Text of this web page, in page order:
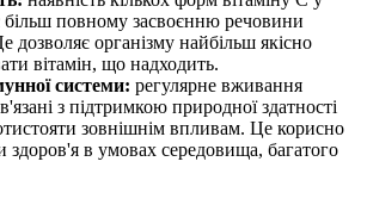
більш повному засвоєнню речовини
дозволяє організму найбільш якісно
вітамін, що надходить.
системи: регулярне вживання
з підтримкою природної здатності
зовнішнім впливам. Це корисно
здоров'я в умовах середовища, багатого